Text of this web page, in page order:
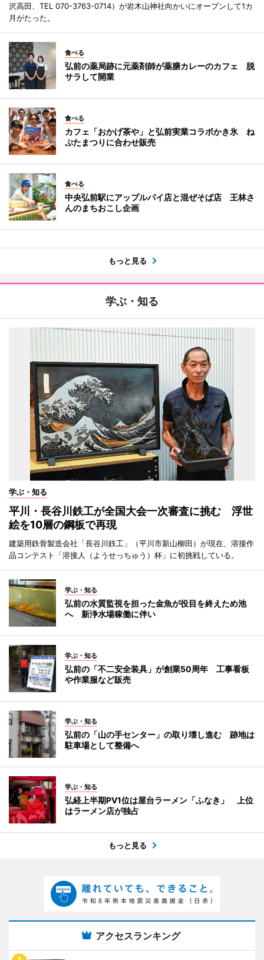
沢高田、TEL 070-3763-0714）が岩木山神社向かいにオープンして1カ
月がたった。
食べる
弘前の薬局跡に元薬剤師が薬膳カレーのカフェ 脱
サラして開業
食べる
カフェ「おかげ茶や」と弘前実業コラボかき氷 ね
ぷたまつりに合わせ販売
食べる
中央弘前駅にアップルパイ店と混ぜそば店 王林さ
んのまちおこし企画
もっと見る
学ぶ・知る
学ぶ・知る
平川・長谷川鉄工が全国大会一次審査に挑む 浮世
絵を10層の鋼板で再現
建築用鉄骨製造会社「長谷川鉄工」（平川市新山柳田）が現在、溶接作
品コンテスト「溶接人（ようせっちゅう）杯」に初挑戦している。
学ぶ・知る
弘前の水質監視を担った金魚が役目を終えため池
へ 新浄水場稼働に伴い
学ぶ・知る
弘前の「不二安全装具」が創業50周年 工事看板
や作業服など販売
学ぶ・知る
弘前の「山の手センター」の取り壊し進む 跡地は
駐車場として整備へ
学ぶ・知る
弘経上半期PV1位は屋台ラーメン「ふなき」 上位
はラーメン店が独占
もっと見る
アクセスランキング